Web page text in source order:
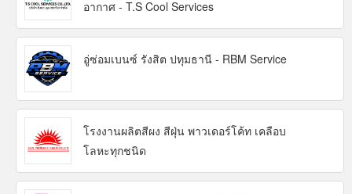
อากาศ - T.S Cool Services
อู่ซ่อมเบนซ์ รังสิต ปทุมธานี - RBM Service
โรงงานผลิตสีผง สีฝุ่น พาวเดอร์โค้ท เคลือบ
โลหะทุกชนิด